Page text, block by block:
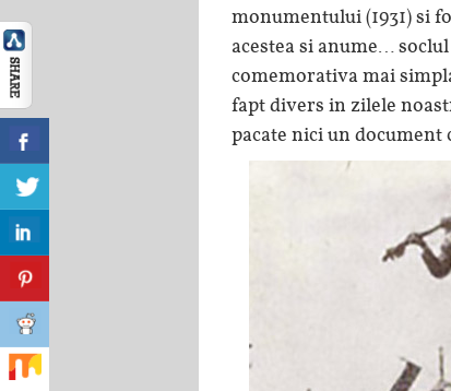
monumentului (1931) si
acestea si anume…
comemorativa mai
fapt divers in zilele
pacate nici un document